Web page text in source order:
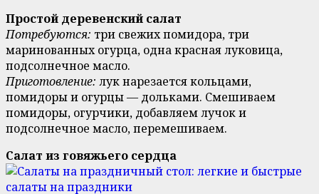
Простой деревенский салат
Потребуются: три свежих помидора, три
маринованных огурца, одна красная луковица,
подсолнечное масло.
Приготовление: лук нарезается кольцами,
помидоры и огурцы — дольками. Смешиваем
помидоры, огурчики, добавляем лучок и
подсолнечное масло, перемешиваем.
Салат из говяжьего сердца